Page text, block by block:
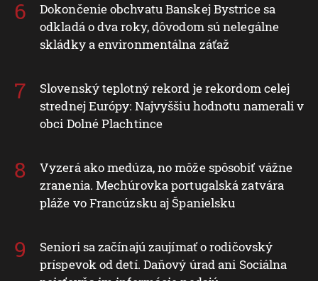
Dokončenie obchvatu Banskej Bystrice sa
odkladá o dva roky, dôvodom sú nelegálne
skládky a environmentálna záťaž
Slovenský teplotný rekord je rekordom celej
strednej Európy: Najvyššiu hodnotu namerali v
obci Dolné Plachtince
Vyzerá ako medúza, no môže spôsobiť vážne
zranenia. Mechúrovka portugalská zatvára
pláže vo Francúzsku aj Španielsku
Seniori sa začínajú zaujímať o rodičovský
príspevok od detí. Daňový úrad ani Sociálna